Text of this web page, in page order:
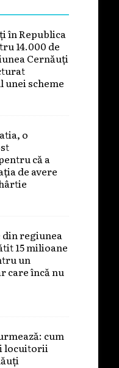
în Republica
14.000 de
Cernăuți
scheme
o
că a
de avere
regiunea
15 milioane
un
care încă nu
cum
locuitorii